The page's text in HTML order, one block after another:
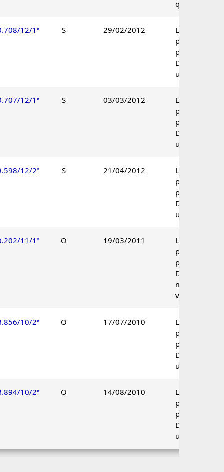
qualidade.
12/1ª S 29/02/2012
Lançamento
parcialmente
procedente.
Decisão
unânime.
12/1ª S 03/03/2012
Lançamento
parcialmente
procedente.
Decisão
unânime.
12/2ª S 21/04/2012
Lançamento
parcialmente
procedente.
Decisão
unânime.
11/1ª O 19/03/2011
Lançamento
parcialmente
procedente.
Decisão por
maioria de
votos.
10/2ª O 17/07/2010
Lançamento
parcialmente
procedente.
Decisão
unânime.
10/2ª O 14/08/2010
Lançamento
parcialmente
procedente.
Decisão
unânime.